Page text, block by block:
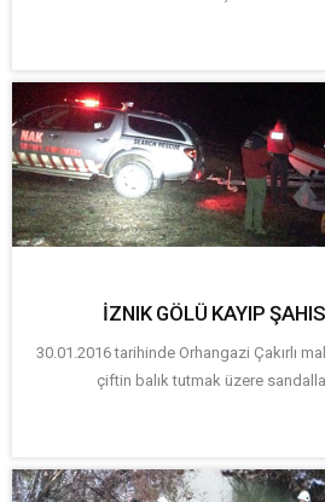
İZNIK GÖLÜ KAYIP
30.01.2016 tarihinde Orhangazi Çakırlı
çiftin balık tutmak üzere